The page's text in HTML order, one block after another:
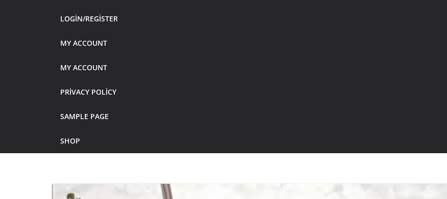
LOGIN/REGISTER
MY ACCOUNT
MY ACCOUNT
PRIVACY POLICY
SAMPLE PAGE
SHOP